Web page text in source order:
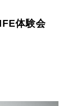
体験会